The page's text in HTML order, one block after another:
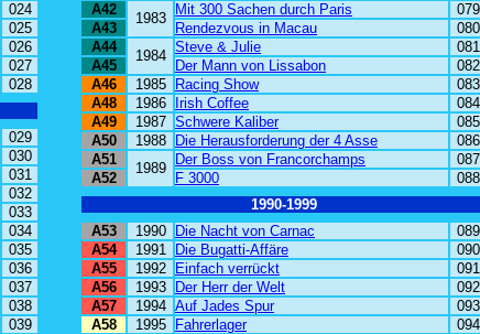
024
025
026
027
028
029
030
031
032
033
034
035
036
037
038
039
A42
1983
Mit 300 Sachen durch Paris
079
A43
Rendezvous in Macau
080
A44
1984
Steve & Julie
081
A45
Der Mann von Lissabon
082
A46
1985 Racing Show
083
A48
1986 Irish Coffee
084
A49
1987 Schwere Kaliber
085
A50
1988 Die Herausforderung der 4 Asse
086
A51
1989
Der Boss von Francorchamps
087
A52
F 3000
088
1990-1999
A53
1990 Die Nacht von Carnac
089
A54
1991 Die Bugatti-Affäre
090
A55
1992 Einfach verrückt
091
A56
1993 Der Herr der Welt
092
A57
1994 Auf Jades Spur
093
A58
1995 Fahrerlager
094